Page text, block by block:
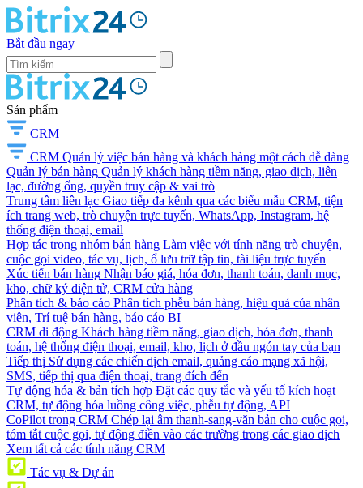
Bắt đầu ngay
Sản phẩm
CRM
CRM Quản lý việc bán hàng và khách hàng một cách dễ dàng
Quản lý bán hàng Quản lý khách hàng tiềm năng, giao dịch, liên
lạc, đường ống, quyền truy cập & vai trò
Trung tâm liên lạc Giao tiếp đa kênh qua các biểu mẫu CRM, tiện
ích trang web, trò chuyện trực tuyến, WhatsApp, Instagram, hệ
thống điện thoại, email
Hợp tác trong nhóm bán hàng Làm việc với tính năng trò chuyện,
cuộc gọi video, tác vụ, lịch, ổ lưu trữ tập tin, tài liệu trực tuyến
Xúc tiến bán hàng Nhận báo giá, hóa đơn, thanh toán, danh mục,
kho, chữ ký điện tử, CRM cửa hàng
Phân tích & báo cáo Phân tích phễu bán hàng, hiệu quả của nhân
viên, Trí tuệ bán hàng, báo cáo BI
CRM di động Khách hàng tiềm năng, giao dịch, hóa đơn, thanh
toán, hệ thống điện thoại, email, kho, lịch ở đầu ngón tay của bạn
Tiếp thị Sử dụng các chiến dịch email, quảng cáo mạng xã hội,
SMS, tiếp thị qua điện thoại, trang đích đến
Tự động hóa & bản tích hợp Đặt các quy tắc và yếu tố kích hoạt
CRM, tự động hóa luồng công việc, phễu tự động, API
CoPilot trong CRM Chép lại âm thanh-sang-văn bản cho cuộc gọi,
tóm tắt cuộc gọi, tự động điền vào các trường trong các giao dịch
Xem tất cả các tính năng CRM
Tác vụ & Dự án